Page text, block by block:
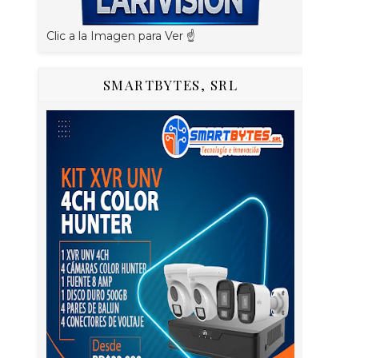
Clic a la Imagen para Ver ☝️
SMARTBYTES, SRL